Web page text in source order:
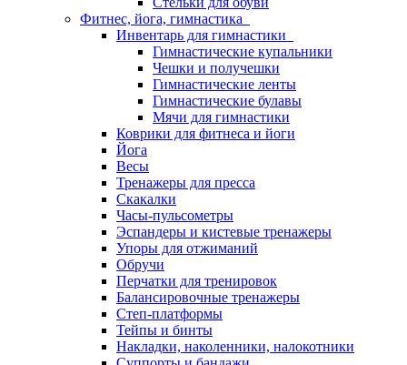
Фитнес, йога, гимнастика
Инвентарь для гимнастики
Гимнастические купальники
Чешки и получешки
Гимнастические ленты
Гимнастические булавы
Мячи для гимнастики
Коврики для фитнеса и йоги
Йога
Весы
Тренажеры для пресса
Скакалки
Часы-пульсометры
Эспандеры и кистевые тренажеры
Упоры для отжиманий
Обручи
Перчатки для тренировок
Балансировочные тренажеры
Степ-платформы
Тейпы и бинты
Накладки, наколенники, налокотники